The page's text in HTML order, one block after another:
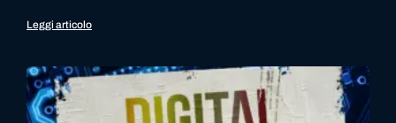
Leggi articolo